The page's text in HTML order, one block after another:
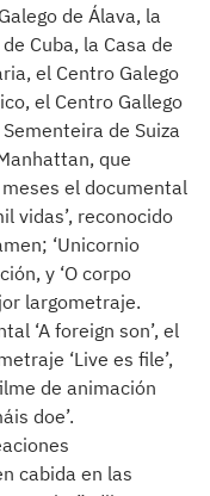
de Álava, la
Cuba, la Casa de
el Centro Galego
el Centro Gallego
de Suiza
que
el documental
vidas’, reconocido
‘Unicornio
y ‘O corpo
largometraje.
‘A foreign son’, el
‘Live es file’,
de animación
doe’.
cabida en las